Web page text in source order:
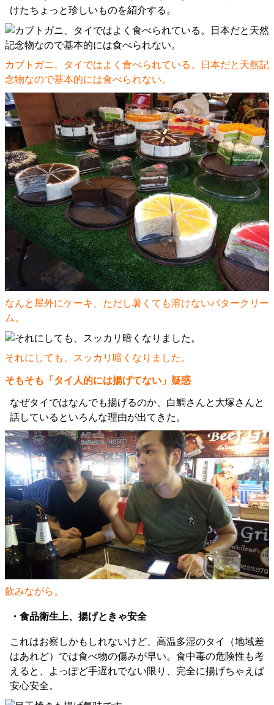
けたちょっと珍しいものを紹介する。
カブトガニ、タイではよく食べられている。日本だと天然記
念物なので基本的には食べられない。
なんと屋外にケーキ、ただし暑くても溶けないバタークリー
ム。
それにしても、スッカリ暗くなりました。
そもそも「タイ人的には揚げてない」疑惑
なぜタイではなんでも揚げるのか、白鯛さんと大塚さんと
話しているといろんな理由が出てきた。
飲みながら。
・食品衛生上、揚げときゃ安全
これはお察しかもしれないけど、高温多湿のタイ（地域差
はあれど）では食べ物の傷みが早い。食中毒の危険性も考
えると、よっぽど手遅れでない限り、完全に揚げちゃえば
安心安全。